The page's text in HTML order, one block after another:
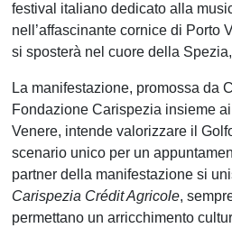
festival italiano dedicato alla
nell’affascinante cornice di Porto
si sposterà nel cuore della
La manifestazione, promossa da
Fondazione Carispezia insieme
Venere, intende valorizzare il
scenario unico per un
partner della manifestazione si
Carispezia Crédit Agricole,
permettano un arricchimento